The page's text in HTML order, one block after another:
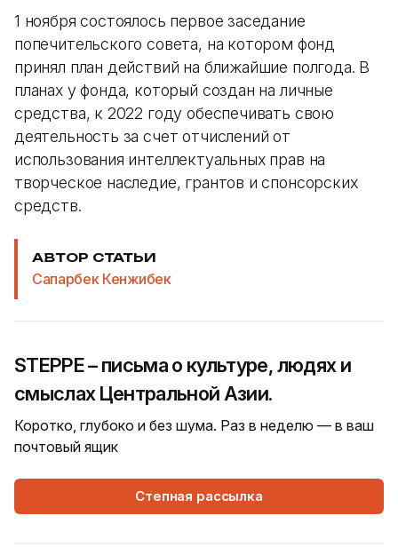
1 ноября состоялось первое заседание
попечительского совета, на котором фонд
принял план действий на ближайшие полгода. В
планах у фонда, который создан на личные
средства, к 2022 году обеспечивать свою
деятельность за счет отчислений от
использования интеллектуальных прав на
творческое наследие, грантов и спонсорских
средств.
АВТОР СТАТЬИ
Сапарбек Кенжибек
STEPPE – письма о культуре, людях и
смыслах Центральной Азии.
Коротко, глубоко и без шума. Раз в неделю — в ваш
почтовый ящик
Степная рассылка